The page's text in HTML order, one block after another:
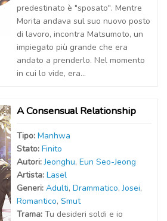
predestinato è "sposato". Mentre
Morita andava sul suo nuovo posto
di lavoro, incontra Matsumoto, un
impiegato più grande che era
andato a prenderlo. Nel momento
in cui lo vide, era...
A Consensual Relationship
Tipo: Manhwa
Stato: Finito
Autori:Jeonghu, Eun Seo-Jeong
Artista: Lasel
Generi: Adulti, Drammatico,Josei,
Romantico, Smut
Trama: Tu desideri soldi e io